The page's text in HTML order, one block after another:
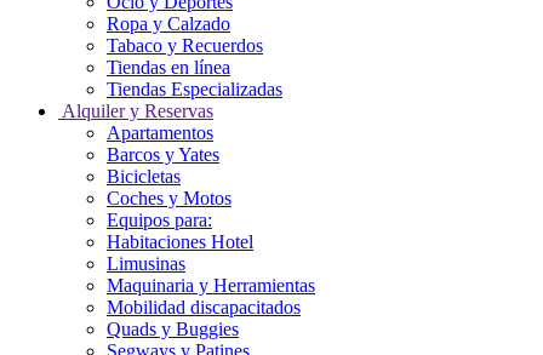
Ropa y Calzado
Tabaco y Recuerdos
Tiendas en línea
Tiendas Especializadas
Alquiler y Reservas
Apartamentos
Barcos y Yates
Bicicletas
Coches y Motos
Equipos para:
Habitaciones Hotel
Limusinas
Maquinaria y Herramientas
Mobilidad discapacitados
Quads y Buggies
Segways y Patines